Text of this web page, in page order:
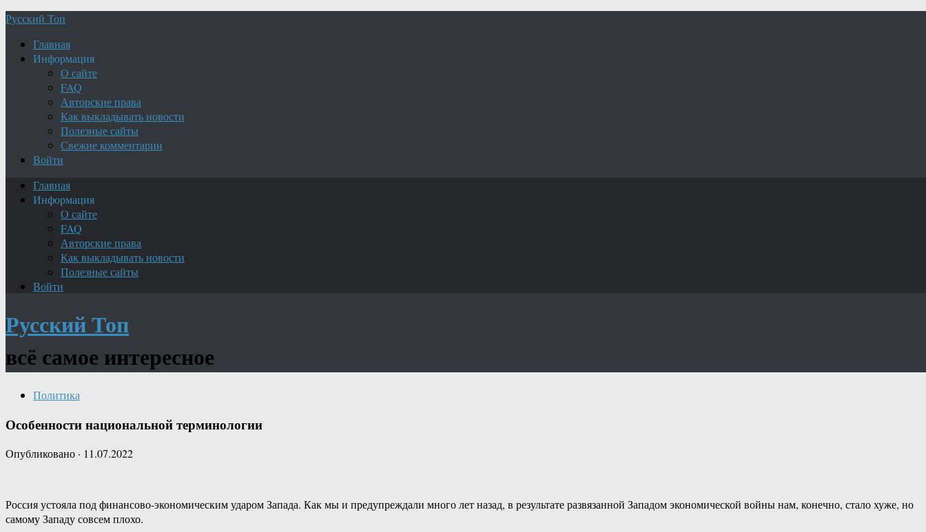
Русский Топ
Главная
Информация
О сайте
FAQ
Авторские права
Как выкладывать новости
Полезные сайты
Свежие комментарии
Войти
Главная
Информация
О сайте
FAQ
Авторские права
Как выкладывать новости
Полезные сайты
Войти
Русский Топ
всё самое интересное
Политика
Особенности национальной терминологии
Опубликовано · 11.07.2022
Россия устояла под финансово-экономическим ударом Запада. Как мы и предупреждали много лет назад, в результате развязанной Западом экономической войны нам, конечно, стало хуже, но
самому Западу совсем плохо.